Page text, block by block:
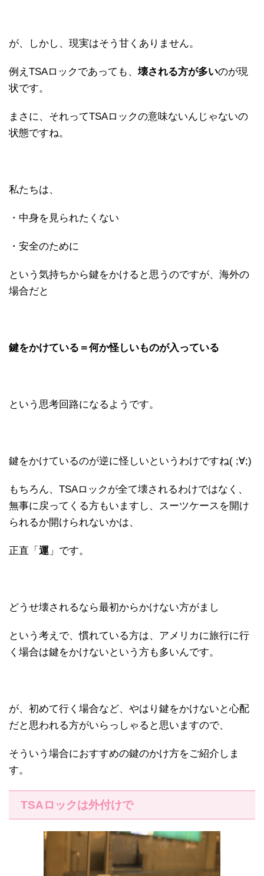
が、しかし、現実はそう甘くありません。
例えTSAロックであっても、 壊される方が多いのが現
状です。
まさに、それってTSAロックの意味ないんじゃないの
状態ですね。
私たちは、
・中身を見られたくない
・安全のために
という気持ちから鍵をかけると思うのですが、海外の
場合だと
鍵をかけている＝何か怪しいものが入っている
という思考回路になるようです。
鍵をかけているのが逆に怪しいというわけですね( ;∀;)
もちろん、TSAロックが全て壊されるわけではなく、
無事に戻ってくる方もいますし、スーツケースを開け
られるか開けられないかは、
正直「 運 」です。
どうせ壊されるなら最初からかけない方がまし
という考えで、慣れている方は、アメリカに旅行に行
く場合は鍵をかけないという方も多いんです。
が、初めて行く場合など、やはり鍵をかけないと心配
だと思われる方がいらっしゃると思いますので、
そういう場合におすすめの鍵のかけ方をご紹介しま
す。
TSAロックは外付けで